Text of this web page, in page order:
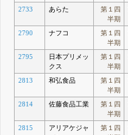
2733 あらた
第１四
半期
2790 ナフコ
第１四
半期
2795
日本プリメッ
クス
第１四
半期
2813 和弘食品
第１四
半期
2814 佐藤食品工業
第１四
半期
2815
アリアケジャ
第１四